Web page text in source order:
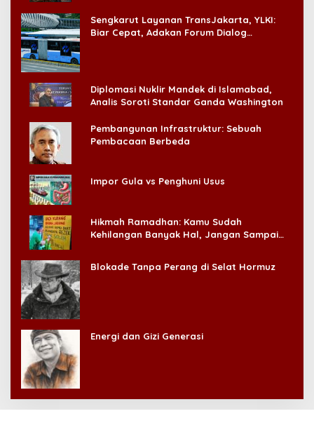
Sengkarut Layanan TransJakarta, YLKI:
Biar Cepat, Adakan Forum Dialog
Diplomasi Nuklir Mandek di Islamabad,
Analis Soroti Standar Ganda Washington
Pembangunan Infrastruktur: Sebuah
Pembacaan Berbeda
Impor Gula vs Penghuni Usus
Hikmah Ramadhan: Kamu Sudah
Kehilangan Banyak Hal, Jangan Sampai
Blokade Tanpa Perang di Selat Hormuz
Energi dan Gizi Generasi